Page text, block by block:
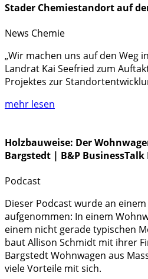
Stader Chemiestandort auf
News Chemie
„Wir machen uns auf den Weg
Landrat Kai Seefried zum
Projektes zur
mehr lesen
Holzbauweise: Der
Bargstedt | B&P BusinessTalk
Podcast
Dieser Podcast wurde an
aufgenommen: In einem
einem nicht gerade typischen
baut Allison Schmidt mit ihrer
Bargstedt Wohnwagen aus
viele Vorteile mit sich.